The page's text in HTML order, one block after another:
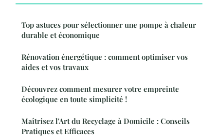
Top astuces pour sélectionner une pompe à chaleur
durable et économique
Rénovation énergétique : comment optimiser vos
aides et vos travaux
Découvrez comment mesurer votre empreinte
écologique en toute simplicité !
Maîtrisez l'Art du Recyclage à Domicile : Conseils
Pratiques et Efficaces